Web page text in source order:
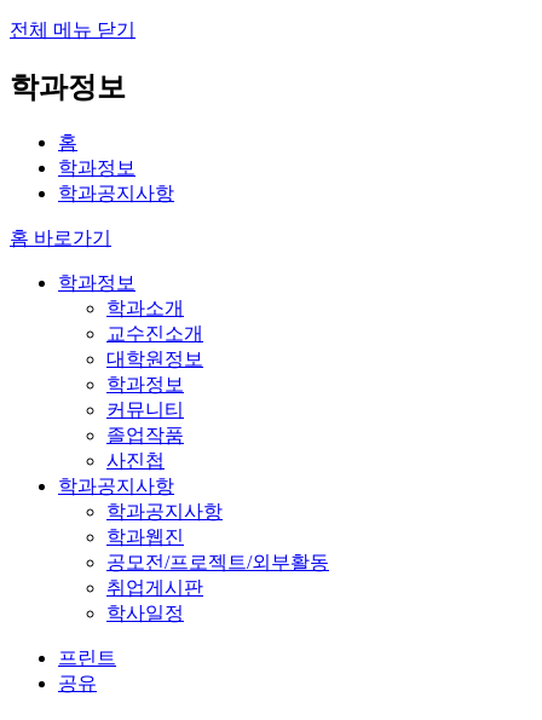
전체 메뉴 닫기
학과정보
홈
학과정보
학과공지사항
홈 바로가기
학과정보
학과소개
교수진소개
대학원정보
학과정보
커뮤니티
졸업작품
사진첩
학과공지사항
학과공지사항
학과웹진
공모전/프로젝트/외부활동
취업게시판
학사일정
프린트
공유